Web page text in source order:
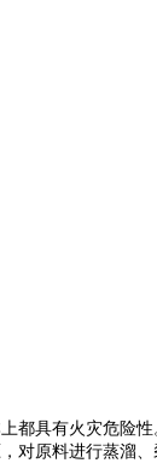
都具有火灾危险性
对原料进行蒸溜、